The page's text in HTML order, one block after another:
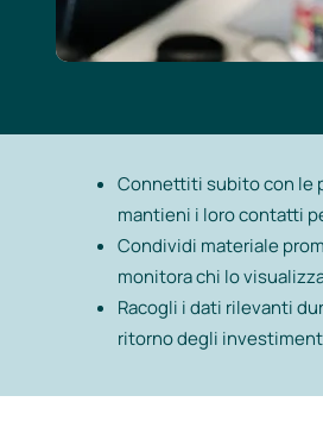
Connettiti subito con le
mantieni i loro contatti
Condividi materiale
monitora chi lo
Racogli i dati rilevanti
ritorno degli